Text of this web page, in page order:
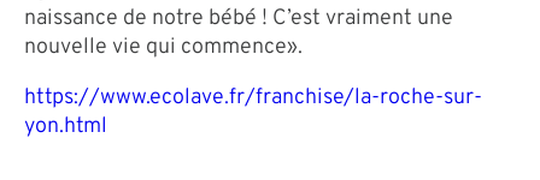
naissance de notre bébé ! C’est vraiment une
nouvelle vie qui commence».
https://www.ecolave.fr/franchise/la-roche-sur-
yon.html